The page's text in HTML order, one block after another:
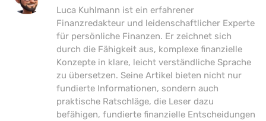
Luca Kuhlmann ist ein erfahrener
Finanzredakteur und leidenschaftlicher Experte
für persönliche Finanzen. Er zeichnet sich
durch die Fähigkeit aus, komplexe finanzielle
Konzepte in klare, leicht verständliche Sprache
zu übersetzen. Seine Artikel bieten nicht nur
fundierte Informationen, sondern auch
praktische Ratschläge, die Leser dazu
befähigen, fundierte finanzielle Entscheidungen